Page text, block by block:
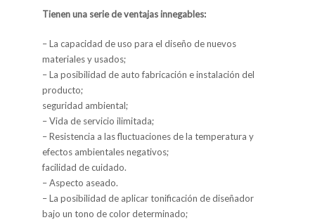
Tienen una serie de ventajas innegables:
– La capacidad de uso para el diseño de nuevos
materiales y usados;
– La posibilidad de auto fabricación e instalación del
producto;
seguridad ambiental;
– Vida de servicio ilimitada;
– Resistencia a las fluctuaciones de la temperatura y
efectos ambientales negativos;
facilidad de cuidado.
– Aspecto aseado.
– La posibilidad de aplicar tonificación de diseñador
bajo un tono de color determinado;